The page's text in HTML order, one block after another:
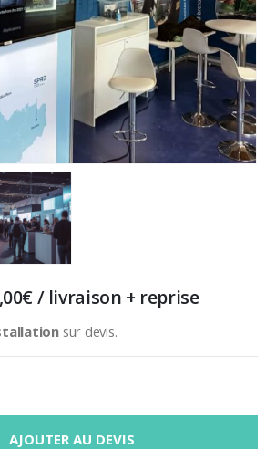
€/ livraison + reprise
sur devis.
AJOUTER AU DEVIS